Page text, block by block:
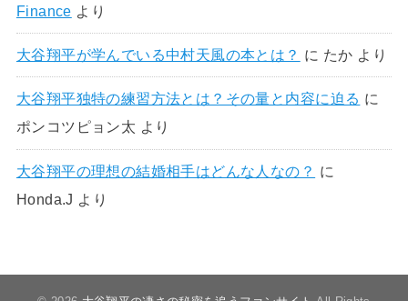
Finance より
大谷翔平が学んでいる中村天風の本とは？ に たか より
大谷翔平独特の練習方法とは？その量と内容に迫る に
ポンコツピョン太 より
大谷翔平の理想の結婚相手はどんな人なの？ に
Honda.J より